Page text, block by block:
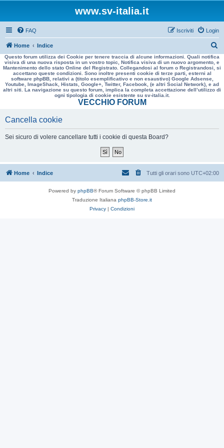
www.sv-italia.it
FAQ Login
Iscriviti
Home Indice
e
r
a
Questo forum utilizza dei Cookie per tenere traccia di alcune informazioni. Quali notifica
visiva di una nuova risposta in un vostro topic, Notifica visiva di un nuovo argomento, e
Mantenimento dello stato Online del Registrato. Collegandosi al forum o Registrandosi, si
accettano queste condizioni. Sono inoltre presenti cookie di terze parti, esterni al
software phpBB, relativi a (titolo esemplificativo e non esaustivo) Google Adsense,
Youtube, ImageShack, Histats, Google+, Twitter, Facebook, (e altri Social Network), e ad
altri siti. La navigazione su questo forum, implica la completa accettazione dell’utilizzo di
ogni tipologia di cookie esistente su sv-italia.it.
VECCHIO FORUM
Cancella cookie
Sei sicuro di volere cancellare tutti i cookie di questa Board?
Home Indice Tutti gli orari sono UTC+02:00
Powered by phpBB® Forum Software © phpBB Limited
Traduzione Italiana phpBB-Store.it
Privacy | Condizioni